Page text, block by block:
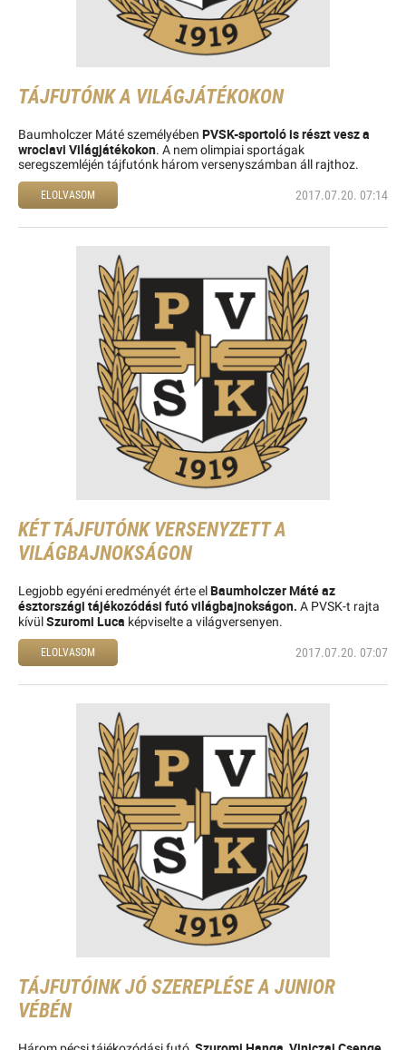
TÁJFUTÓNK A VILÁGJÁTÉKOKON
Baumholczer Máté személyében PVSK-sportoló is részt vesz a
wroclavi Világjátékokon. A nem olimpiai sportágak
seregszemléjén tájfutónk három versenyszámban áll rajthoz.
ELOLVASOM 2017.07.20. 07:14
KÉT TÁJFUTÓNK VERSENYZETT A
VILÁGBAJNOKSÁGON
Legjobb egyéni eredményét érte elBaumholczer Máté az
észtországi tájékozódási futó világbajnokságon. A PVSK-t rajta
kívülSzuromi Luca képviselte a világversenyen.
ELOLVASOM 2017.07.20. 07:07
TÁJFUTÓINK JÓ SZEREPLÉSE A JUNIOR
VÉBÉN